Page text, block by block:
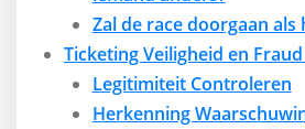
Zal de race doorgaan als
Ticketing Veiligheid en
Legitimiteit Controleren
Herkenning